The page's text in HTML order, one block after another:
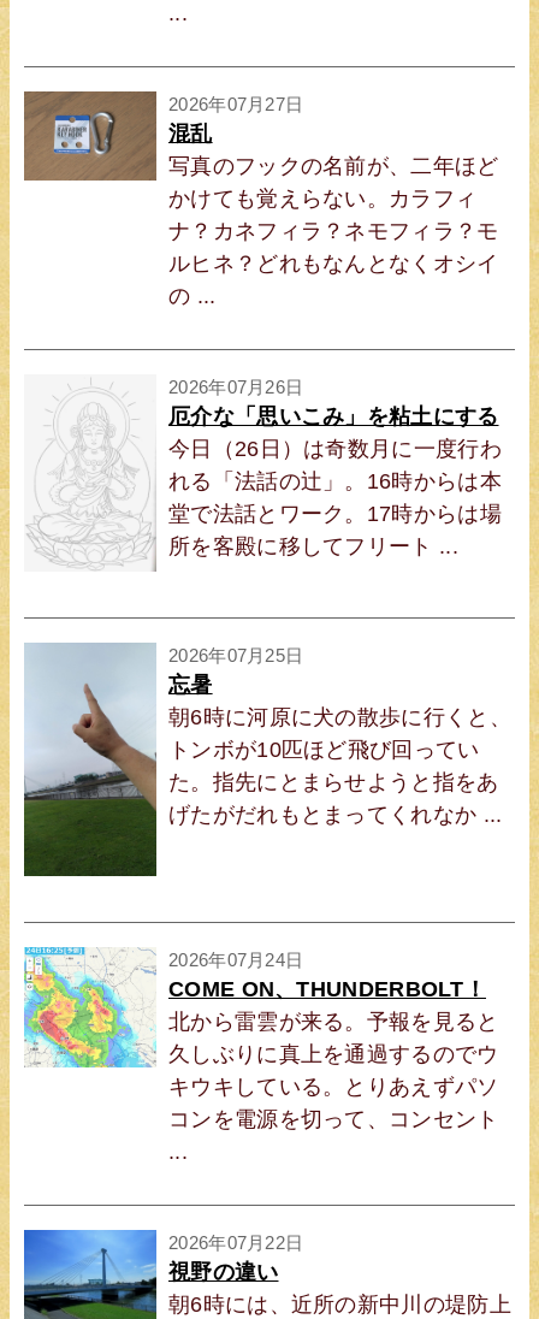
...
2026年07月27日
混乱
写真のフックの名前が、二年ほど
かけても覚えらない。カラフィ
ナ？カネフィラ？ネモフィラ？モ
ルヒネ？どれもなんとなくオシイ
の ...
2026年07月26日
厄介な「思いこみ」を粘土にする
今日（26日）は奇数月に一度行わ
れる「法話の辻」。16時からは本
堂で法話とワーク。17時からは場
所を客殿に移してフリート ...
2026年07月25日
忘暑
朝6時に河原に犬の散歩に行くと、
トンボが10匹ほど飛び回ってい
た。指先にとまらせようと指をあ
げたがだれもとまってくれなか ...
2026年07月24日
COME ON、THUNDERBOLT！
北から雷雲が来る。予報を見ると
久しぶりに真上を通過するのでウ
キウキしている。とりあえずパソ
コンを電源を切って、コンセント
...
2026年07月22日
視野の違い
朝6時には、近所の新中川の堤防上